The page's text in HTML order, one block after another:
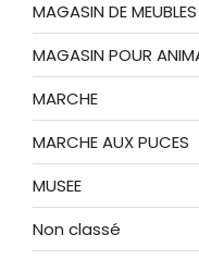
MAGASIN DE
MAGASIN POUR
MARCHE
MARCHE AUX PUCES
MUSEE
Non classé